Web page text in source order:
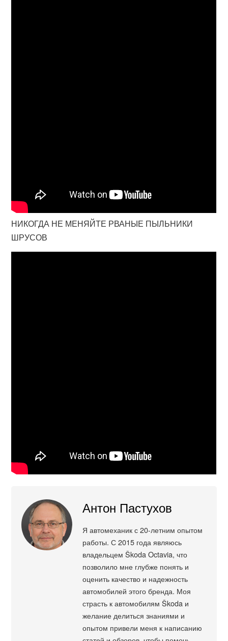
НИКОГДА НЕ МЕНЯЙТЕ РВАНЫЕ ПЫЛЬНИКИ
ШРУСОВ
Антон Пастухов
Я автомеханик с 20-летним опытом
работы. С 2015 года являюсь
владельцем Škoda Octavia, что
позволило мне глубже понять и
оценить качество и надежность
автомобилей этого бренда. Моя
страсть к автомобилям Škoda и
желание делиться знаниями и
опытом привели меня к написанию